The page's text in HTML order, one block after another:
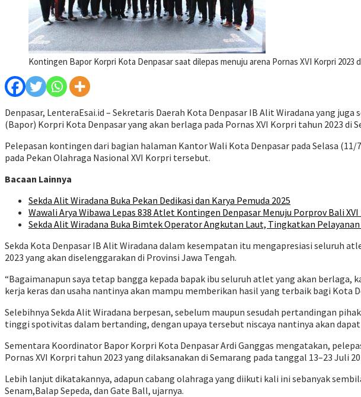
Kontingen Bapor Korpri Kota Denpasar saat dilepas menuju arena Pornas XVI Korpri 2023
Denpasar, LenteraEsai.id – Sekretaris Daerah Kota Denpasar IB Alit Wiradana yang
(Bapor) Korpri Kota Denpasar yang akan berlaga pada Pornas XVI Korpri tahun 2023 di
Pelepasan kontingen dari bagian halaman Kantor Wali Kota Denpasar pada Selasa
pada Pekan Olahraga Nasional XVI Korpri tersebut.
Bacaan Lainnya
Sekda Alit Wiradana Buka Pekan Dedikasi dan Karya Pemuda 2025
Wawali Arya Wibawa Lepas 838 Atlet Kontingen Denpasar Menuju Porprov Bali XVI
Sekda Alit Wiradana Buka Bimtek Operator Angkutan Laut, Tingkatkan
Sekda Kota Denpasar IB Alit Wiradana dalam kesempatan itu mengapresiasi seluruh
2023 yang akan diselenggarakan di Provinsi Jawa Tengah.
“Bagaimanapun saya tetap bangga kepada bapak ibu seluruh atlet yang akan berlaga,
kerja keras dan usaha nantinya akan mampu memberikan hasil yang terbaik bagi Kota
Selebihnya Sekda Alit Wiradana berpesan, sebelum maupun sesudah pertandingan
tinggi spotivitas dalam bertanding, dengan upaya tersebut niscaya nantinya akan
Sementara Koordinator Bapor Korpri Kota Denpasar Ardi Ganggas mengatakan,
Pornas XVI Korpri tahun 2023 yang dilaksanakan di Semarang pada tanggal 13–23 Juli
Lebih lanjut dikatakannya, adapun cabang olahraga yang diikuti kali ini sebanyak
Senam,Balap Sepeda, dan Gate Ball, ujarnya.